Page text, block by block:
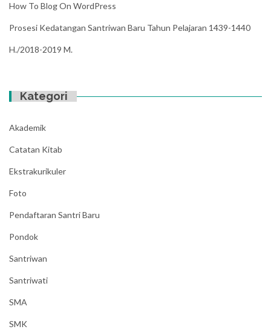
How To Blog On WordPress
Prosesi Kedatangan Santriwan Baru Tahun Pelajaran 1439-1440
H./2018-2019 M.
Kategori
Akademik
Catatan Kitab
Ekstrakurikuler
Foto
Pendaftaran Santri Baru
Pondok
Santriwan
Santriwati
SMA
SMK